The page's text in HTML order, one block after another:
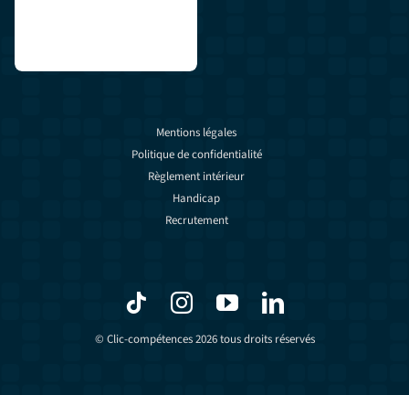
© Clic-compétences 2026 tous droits réservés
Mentions légales
Politique de confidentialité
Règlement intérieur
Handicap
Recrutement